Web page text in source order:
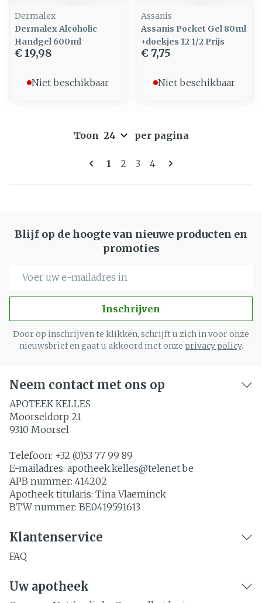
Dermalex
Dermalex Alcoholic
Handgel 600ml
€ 19,98
Niet beschikbaar
Assanis
Assanis Pocket Gel 80ml
+doekjes 12 1/2 Prijs
€ 7,75
Niet beschikbaar
Pagina's
U lees momenteel pagina
1 Pagina
2 Pagina
3 Pagina
4
Toon per pagina
Blijf op de hoogte van nieuwe producten en
promoties
Inschrijven
Door op inschrijven te klikken, schrijft u zich in voor onze
nieuwsbrief en gaat u akkoord met onze privacy policy.
Neem contact met ons op
APOTEEK KELLES
Moorseldorp 21
9310 Moorsel
Telefoon: +32 (0)53 77 99 89
E-mailadres: apotheek.kelles@telenet.be
APB nummer: 414202
Apotheek titularis: Tina Vlaeminck
BTW nummer: BE0419591613
Klantenservice
FAQ
Uw apotheek